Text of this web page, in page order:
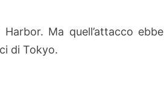
Ma quell’attacco ebbe
di Tokyo.